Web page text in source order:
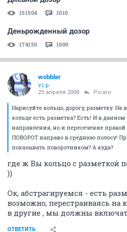
151504 1010
Деньрожденный дозор
174150 1000
wobbler
v.i.p.
25 апреля 2008 Picaro
Нарисуйте кольцо, дорогу, разметку. На
кольце есть разметка? Есть! И в данном
направления, но и пересечение правой
ПОВОРОТ направо в среднюю полосу!
показывать поворотником? А куда?
где ж Вы кольцо с разметкой
))
Ок, абстрагируемся - есть
возможно, перестраиваясь на
в другие , мы должны
ОТВЕТИТЬ